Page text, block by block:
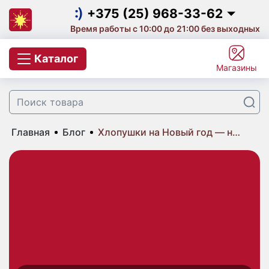
+375 (25) 968-33-62
+375 (25) 968-33-62
+375 (29) 657-10-53
+375 (33) 660-07-57
Время работы с 10:00 до 21:00 без выходных
Каталог
Магазины
Главная Блог Хлопушки на Новый год — настоящий праздник для детей
Салют на корпоратив
Фейерверки и салюты
Цветной дым
Свечи для торта с фейерверком